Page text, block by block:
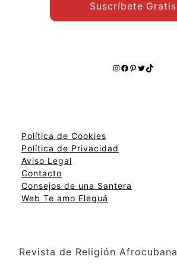
Suscríbete Gratis
Instagram
Facebook
Pinterest
Twitter
TikTok
Política de Cookies
Política de Privacidad
Aviso Legal
Contacto
Consejos de una Santera
Web Te amo Eleguá
Revista de Religión Afrocubana